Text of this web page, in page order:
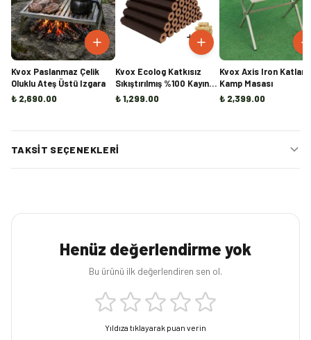
Kvox Paslanmaz Çelik
Oluklu Ateş Üstü Izgara
₺ 2,690.00
Kvox Ecolog Katkısız
Sıkıştırılmış %100 Kayın
Briket Şömine ve Kamp
₺ 1,299.00
Kvox Axis Iron Katlanır
Kamp Masası
₺ 2,399.00
TAKSIT SEÇENEKLERI
Henüz değerlendirme yok
Bu ürünü ilk değerlendiren sen ol.
Yıldıza tıklayarak puan verin